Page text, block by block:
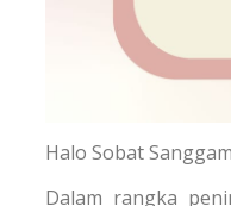
Halo Sobat
Dalam rangka